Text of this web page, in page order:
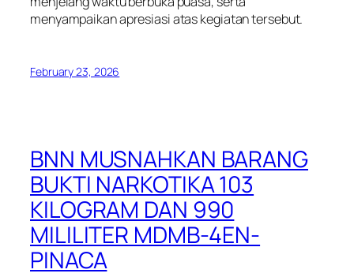
menyampaikan apresiasi atas kegiatan tersebut.
February 23, 2026
BNN MUSNAHKAN BARANG
BUKTI NARKOTIKA 103
KILOGRAM DAN 990
MILILITER MDMB-4EN-
PINACA